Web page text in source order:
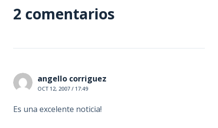
2 comentarios
angello corriguez
OCT 12, 2007 / 17:49
Es una excelente noticia!